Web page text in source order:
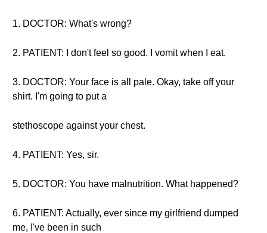
1. DOCTOR: What's wrong?
2. PATIENT: I don't feel so good. I vomit when I eat.
3. DOCTOR: Your face is all pale. Okay, take off your
shirt. I'm going to put a
stethoscope against your chest.
4. PATIENT: Yes, sir.
5. DOCTOR: You have malnutrition. What happened?
6. PATIENT: Actually, ever since my girlfriend dumped
me, I've been in such